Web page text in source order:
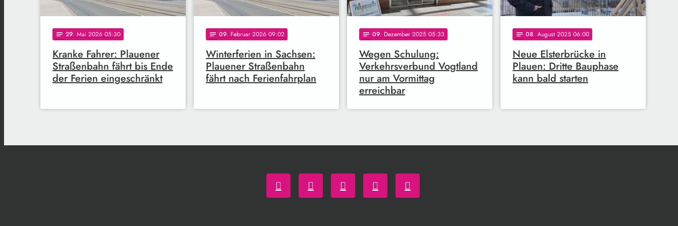
notes 29. Mai 2026 05:30
Kranke Fahrer: Plauener
Straßenbahn fährt bis Ende
der Ferien eingeschränkt
notes 09. Februar 2026 09:02
Winterferien in Sachsen:
Plauener Straßenbahn
fährt nach Ferienfahrplan
notes 09. Dezember 2025 05:33
Wegen Schulung:
Verkehrsverbund Vogtland
nur am Vormittag
erreichbar
notes 08. August 2025 06:00
Neue Elsterbrücke in
Plauen: Dritte Bauphase
kann bald starten